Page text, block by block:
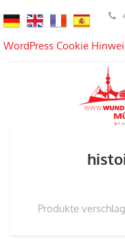
Produkte
WordPress Cookie